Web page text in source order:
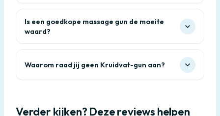
Is een goedkope massage gun de moeite
waard?
Waarom raad jij geen Kruidvat-gun aan?
Verder kijken? Deze reviews helpen